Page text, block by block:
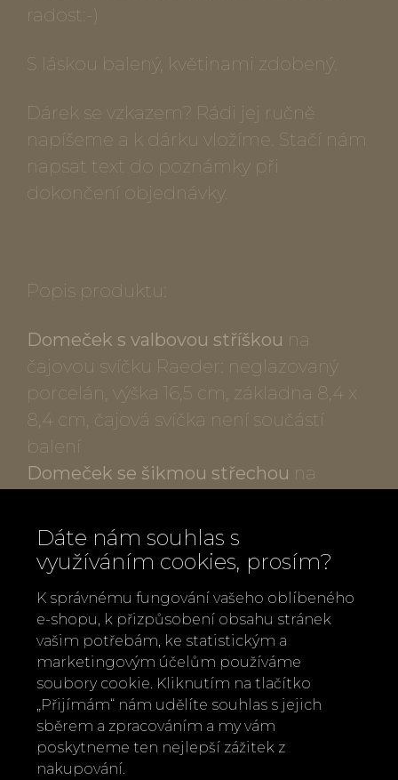
radost:-)
S láskou balený, květinami zdobený.
Dárek se vzkazem? Rádi jej ručně
napíšeme a k dárku vložíme. Stačí nám
napsat text do poznámky při
dokončení objednávky.
Popis produktu:
Domeček s valbovou stříškou na
čajovou svíčku Raeder: neglazovaný
porcelán, výška 16,5 cm, základna 8,4 x
8,4 cm, čajová svíčka není součástí
balení
Domeček se šikmou střechou na
porcelán, výška 20 cm, základna 7,5 x
7,5 cm, čajová svíčka není součástí
balení
Mýdlo Strom života:225 g, průměr 12
cm, vůně meruňkového květu, vhodné
k zavěšení, ručně lisované a balené v
Portugalsku, obsahuje bambucké
máslo, glycerin, 100% rostlinné báze,
parfém vyrobený v Evropě
Pevný kraftový papír s pvc víkem 40 x
Dáte nám souhlas s
využíváním cookies, prosím?
K správnému fungování vašeho oblíbeného
e-shopu, k přizpůsobení obsahu stránek
vašim potřebám, ke statistickým a
marketingovým účelům používáme
soubory cookie. Kliknutím na tlačítko
„Přijímám“ nám udělíte souhlas s jejich
sběrem a zpracováním a my vám
poskytneme ten nejlepší zážitek z
nakupování.